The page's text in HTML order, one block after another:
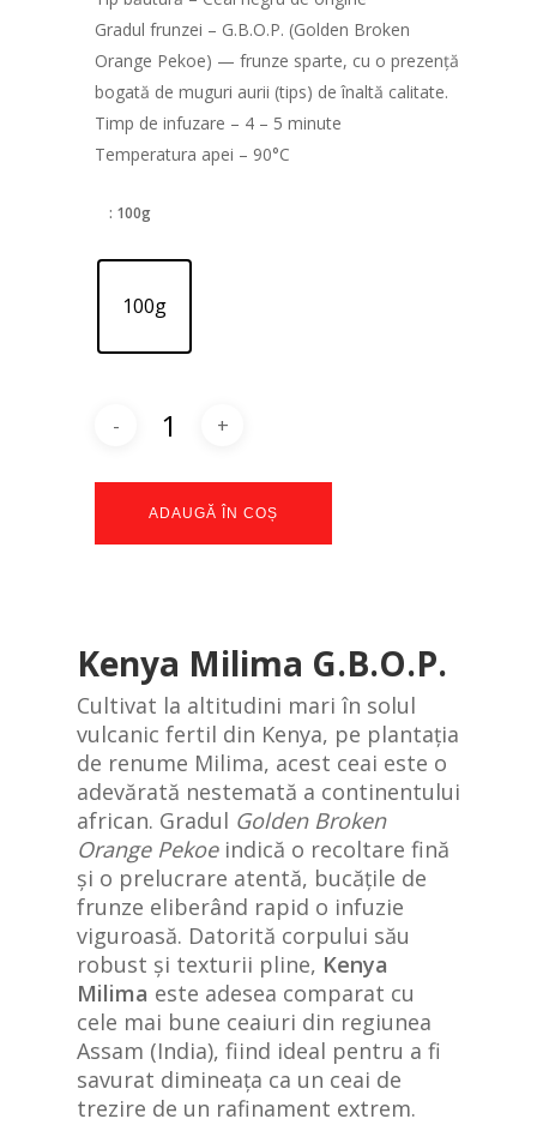
Gradul frunzei – G.B.O.P. (Golden Broken
Orange Pekoe) — frunze sparte, cu o prezență
bogată de muguri aurii (tips) de înaltă calitate.
Timp de infuzare – 4 – 5 minute
Temperatura apei – 90°C
: 100g
100g
ADAUGĂ ÎN COȘ
Kenya Milima G.B.O.P.
Cultivat la altitudini mari în solul
vulcanic fertil din Kenya, pe plantația
de renume Milima, acest ceai este o
adevărată nestemată a continentului
african. Gradul Golden Broken
Orange Pekoeindică o recoltare fină
și o prelucrare atentă, bucățile de
frunze eliberând rapid o infuzie
viguroasă. Datorită corpului său
robust și texturii pline, Kenya
Milima este adesea comparat cu
cele mai bune ceaiuri din regiunea
Assam (India), fiind ideal pentru a fi
savurat dimineața ca un ceai de
trezire de un rafinament extrem.